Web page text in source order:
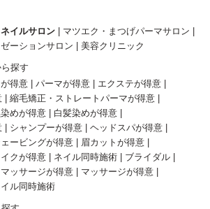
ネイルサロン
マツエク・まつげパーマサロン
ーションサロン 美容クリニック
探す
得意 パーマが得意
エクステが得意
縮毛矯正・ストレートパーマが得意
めが得意
白髪染めが得意
シャンプーが得意
ヘッドスパが得意
ービングが得意
眉カットが得意
イクが得意 ネイル同時施術
ブライダル
マッサージが得意
マッサージが得意
ル同時施術